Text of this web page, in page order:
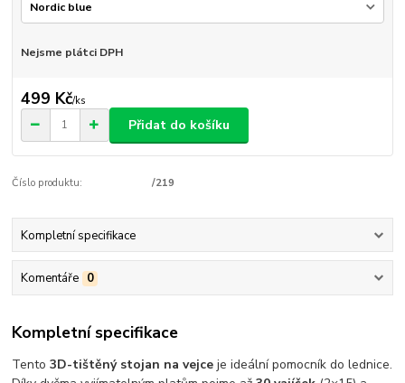
Nejsme plátci DPH
499 Kč/ks
Přidat do košíku
Číslo produktu: /219
Kompletní specifikace
Komentáře 0
Kompletní specifikace
Tento3D-tištěný stojan na vejce je ideální pomocník do lednice.